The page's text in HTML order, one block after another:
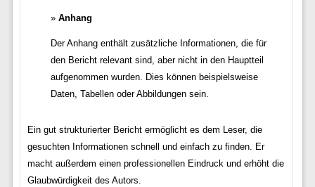
Anhang
Der Anhang enthält zusätzliche Informationen, die für
den Bericht relevant sind, aber nicht in den Hauptteil
aufgenommen wurden. Dies können beispielsweise
Daten, Tabellen oder Abbildungen sein.
Ein gut strukturierter Bericht ermöglicht es dem Leser, die
gesuchten Informationen schnell und einfach zu finden. Er
macht außerdem einen professionellen Eindruck und erhöht die
Glaubwürdigkeit des Autors.